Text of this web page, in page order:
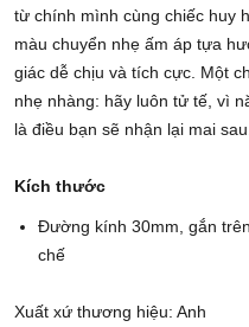
từ chính mình cùng chiếc huy
màu chuyển nhẹ ấm áp tựa
giác dễ chịu và tích cực. Một
nhẹ nhàng: hãy luôn tử tế, vì
là điều bạn sẽ nhận lại mai sau.
Kích thước
Đường kính 30mm, gắn
chế
Xuất xứ thương hiệu: Anh